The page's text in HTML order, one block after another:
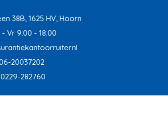
38B, 1625 HV, Hoorn
- Vr 9:00 - 18:00
20037202
0229-282760